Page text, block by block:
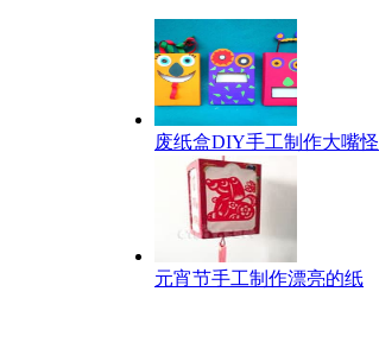
废纸盒DIY手工制作大嘴怪
元宵节手工制作漂亮的纸